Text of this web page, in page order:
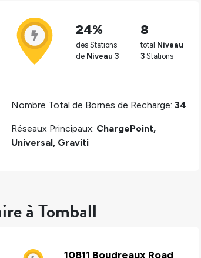
24%
des Stations
de Niveau 3
8
total Niveau
3 Stations
Nombre Total de Bornes de Recharge: 34
Réseaux Principaux: ChargePoint,
Universal, Graviti
à Tomball
10811 Boudreaux Road